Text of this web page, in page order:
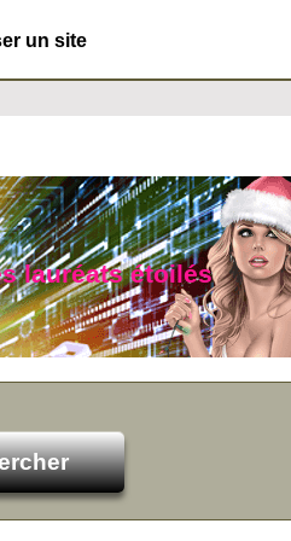
un site
lauréats étoilés